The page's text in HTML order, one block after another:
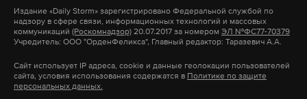
Но точной информации о том, сколько людей
Леонид Пасечник ранее сообщал, что пострадали
не менее 35 человек. Ряд Telegram-каналов
Издание «Daily Storm» зарегистрировано Федеральной службой по
надзору в сфере связи, информационных технологий и массовых
коммуникаций (Роскомнадзор) 20.07.2017 за номером ЭЛ №ФС77-70379
Учредитель: ООО "ОрденФеликса", Главный редактор: Таразевич А.А.
Сайт использует IP адреса, cookie и данные геолокации пользователей
сайта, условия использования содержатся в Политике по защите
персональных данных.